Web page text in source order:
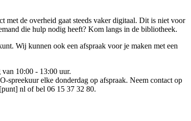
met de overheid gaat steeds vaker digitaal. Dit is niet voor
die hulp nodig heeft? Kom langs in de bibliotheek.
Wij kunnen ook een afspraak voor je maken met een
10:00 - 13:00 uur.
elke donderdag op afspraak. Neem contact op
nl of bel 06 15 37 32 80.